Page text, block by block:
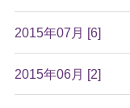
2015年07月 [6]
2015年06月 [2]